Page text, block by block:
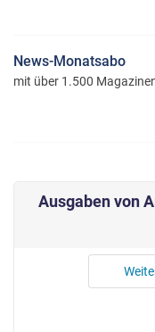
News-Monatsabo
mit über 1.500
Ausgaben von